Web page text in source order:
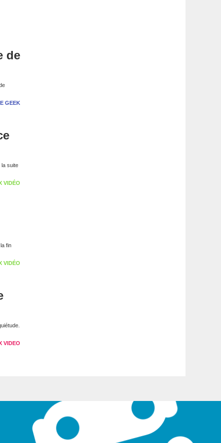
de
GEEK
la suite
VIDÉO
fin
VIDÉO
VIDEO